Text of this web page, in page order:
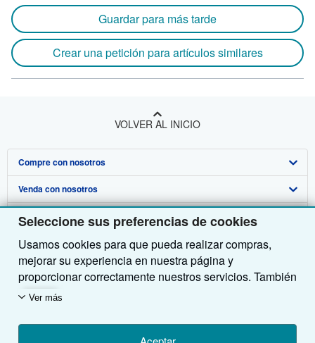
Seleccione sus preferencias de cookies
Usamos cookies para que pueda realizar compras,
mejorar su experiencia en nuestra página y
proporcionar correctamente nuestros servicios. También
utilizamos cookies para comprender el modo en que los
midiendo las visitas al sitio) y así poder realizar
Ver más
Guardar para más tarde
Crear una petición para artículos similares
VOLVER AL INICIO
Compre con nosotros
Búsqueda avanzada
Colecciones
Mi cuenta
Mis pedidos
Ver carrito
Venda con nosotros
Comenzar a vender
Únase a nuestro programa de afiliados
Recomiende un vendedor
Sobre nosotros
Sobre IberLibro
Medios
Empleo
Política de Privacidad
Obtener Ayuda
Preguntas frecuentes y guías
Atención al Cliente
Otras compañías de AbeBooks
AbeBooks.com
AbeBooks.co.uk
Siga a IberLibro